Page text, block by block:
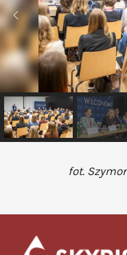
fot.